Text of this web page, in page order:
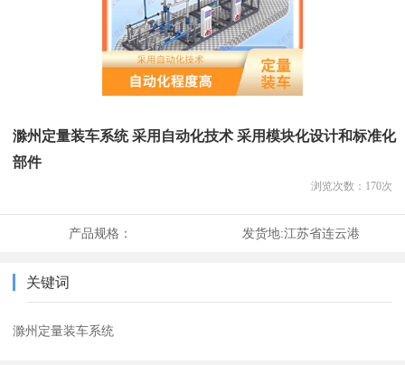
滁州定量装车系统 采用自动化技术 采用模块化设计和标准化
部件
浏览次数： 170次
产品规格： 发货地:江苏省连云港
关键词
滁州定量装车系统